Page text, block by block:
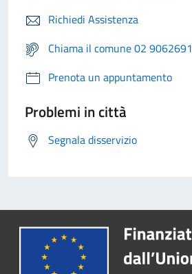
Richiedi Assistenza
Chiama il comune 02 9062691
Prenota un appuntamento
Problemi in città
Segnala disservizio